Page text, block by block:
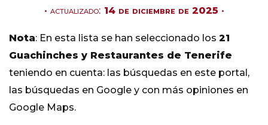
actualizado: 14 de diciembre de 2025
Nota: En esta lista se han seleccionado los 21
Guachinches y Restaurantes de Tenerife
teniendo en cuenta: las búsquedas en este portal,
las búsquedas en Google y con más opiniones en
Google Maps.